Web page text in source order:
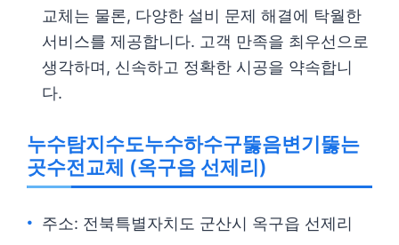
교체는 물론, 다양한 설비 문제 해결에 탁월한
서비스를 제공합니다. 고객 만족을 최우선으로
생각하며, 신속하고 정확한 시공을 약속합니
다.
누수탐지수도누수하수구뚫음변기뚫는
곳수전교체 (옥구읍 선제리)
주소: 전북특별자치도 군산시 옥구읍 선제리